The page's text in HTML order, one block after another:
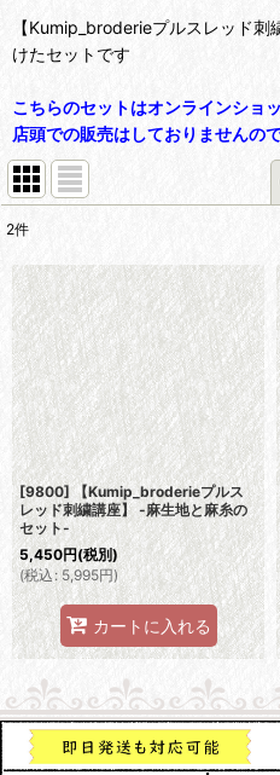
【Kumip_broderieプルスレッド
けたセットです
こちらのセットはオンラインショ
店頭での販売はしておりませんの
並び順:
絞り
2件
[9800] 【Kumip_broderieプルス
レッド刺繍講座】 -麻生地と麻糸の
セット-
5,450円(税別)
(税込 : 5,995円)
カートに入れる